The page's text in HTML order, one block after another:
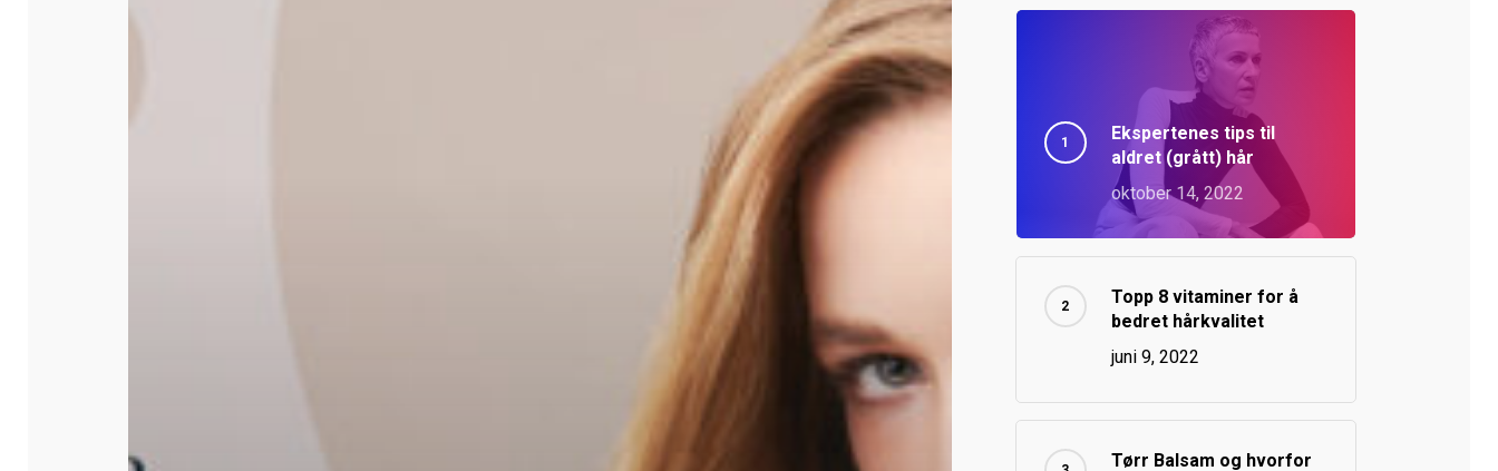
Ekspertenes tips til
aldret (grått) hår
oktober 14, 2022
Topp 8 vitaminer for å
bedret hårkvalitet
juni 9, 2022
Tørr Balsam og hvorfor